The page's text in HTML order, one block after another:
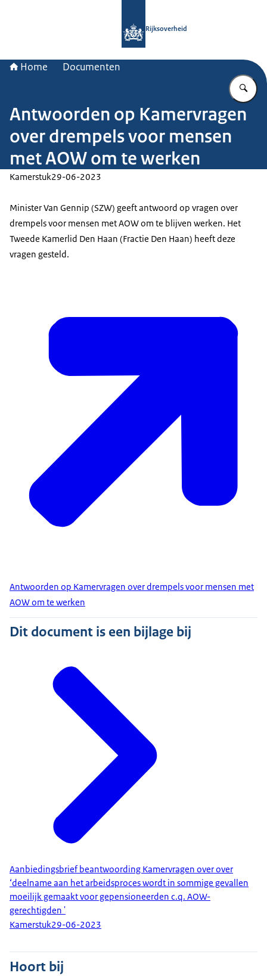
Rijksoverheid
Home Documenten
Antwoorden op Kamervragen
over drempels voor mensen
met AOW om te werken
Kamerstuk29-06-2023
Minister Van Gennip (SZW) geeft antwoord op vragen over
drempels voor mensen met AOW om te blijven werken. Het
Tweede Kamerlid Den Haan (Fractie Den Haan) heeft deze
vragen gesteld.
Antwoorden op Kamervragen over drempels voor mensen met
AOW om te werken
Dit document is een bijlage bij
Aanbiedingsbrief beantwoording Kamervragen over over
‘deelname aan het arbeidsproces wordt in sommige gevallen
moeilijk gemaakt voor gepensioneerden c.q. AOW-
gerechtigden '
Kamerstuk29-06-2023
Hoort bij